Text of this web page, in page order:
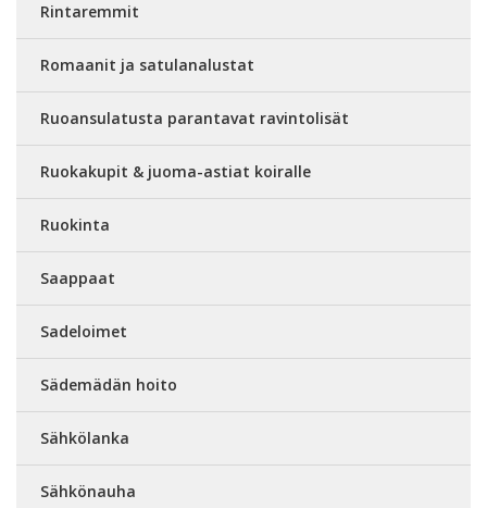
Rintaremmit
Romaanit ja satulanalustat
Ruoansulatusta parantavat ravintolisät
Ruokakupit & juoma-astiat koiralle
Ruokinta
Saappaat
Sadeloimet
Sädemädän hoito
Sähkölanka
Sähkönauha